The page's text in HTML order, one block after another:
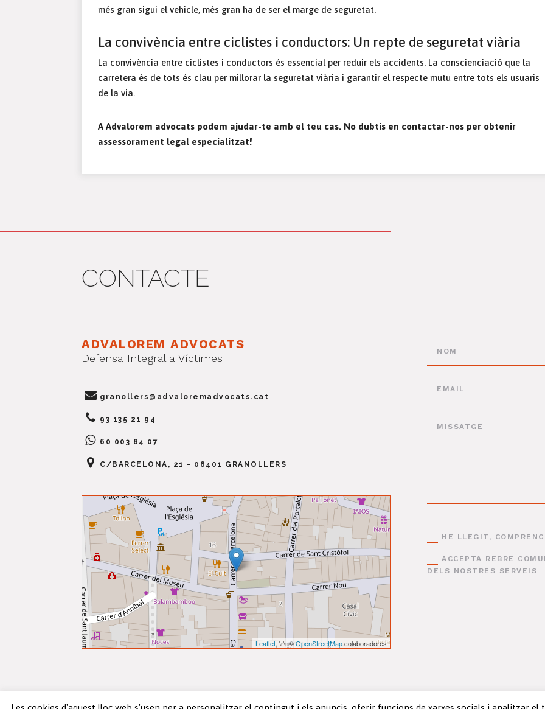
més gran sigui el vehicle, més gran ha de ser el marge de seguretat.
La convivència entre ciclistes i conductors: Un repte de seguretat viària
La convivència entre ciclistes i conductors és essencial per reduir els accidents. La conscienciació que la
carretera és de tots és clau per millorar la seguretat viària i garantir el respecte mutu entre tots els usuaris
de la via.
A Advalorem advocats podem ajudar-te amb el teu cas. No dubtis en contactar-nos per obtenir
assessorament legal especialitzat!
CONTACTE
ADVALOREM ADVOCATS
Defensa Integral a Víctimes
granollers@advaloremadvocats.cat
93 135 21 94
60 003 84 07
C/BARCELONA, 21 - 08401 GRANOLLERS
Leaflet, \r\n©OpenStreetMapcolaboradores
HE LLEGIT,
ACCEPTA REBRE
DELS NOSTRES SERVEIS